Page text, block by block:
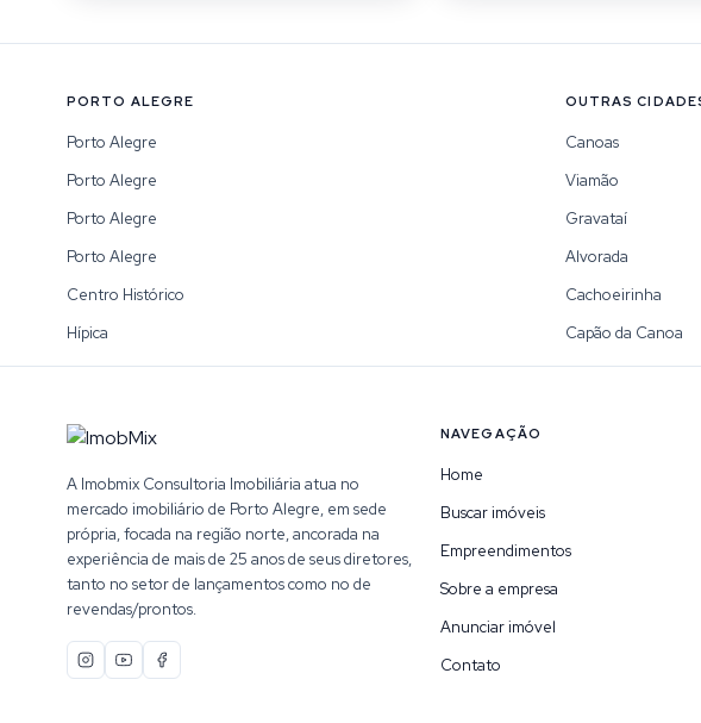
PORTO ALEGRE
Porto Alegre
Porto Alegre
Porto Alegre
Porto Alegre
Centro Histórico
Hípica
OUTRAS
Canoas
Viamão
Gravataí
Alvorada
Cachoeirinha
Capão da Canoa
A Imobmix Consultoria Imobiliária atua no
mercado imobiliário de Porto Alegre, em sede
própria, focada na região norte, ancorada na
experiência de mais de 25 anos de seus diretores,
tanto no setor de lançamentos como no de
revendas/prontos.
NAVEGAÇÃO
Home
Buscar imóveis
Empreendimentos
Sobre a empresa
Anunciar imóvel
Contato